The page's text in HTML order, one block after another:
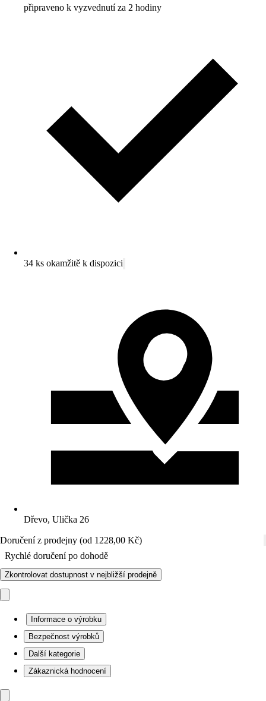
připraveno k vyzvednutí za 2 hodiny
34 ks okamžitě k dispozici
Dřevo, Ulička 26
Doručení z prodejny (od 1228,00 Kč)
Rychlé doručení po dohodě
Zkontrolovat dostupnost v nejbližší prodejně
Informace o výrobku
Bezpečnost výrobků
Další kategorie
Zákaznická hodnocení